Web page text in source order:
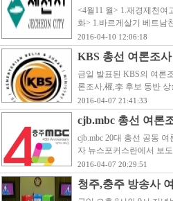
<4월11 월> 1.재경제천여
화> 1.바르게살기 베트남
2016-04-10 12:06:18
KBS 총선 여론조
금일 발표된 KBS의 여론
론조사,權,李 후보 동반
2016-04-07 21:41:33
cjb.mbc 총선 여론
cjb.mbc 20대 총선 공동
자 뉴스포커스란에서 보
2016-04-07 20:29:51
청주,충주 방송사